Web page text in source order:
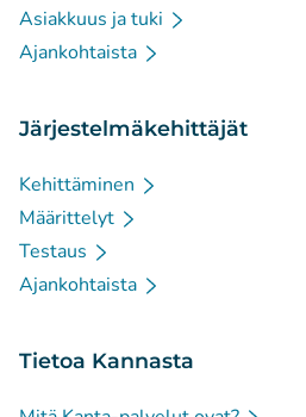
Asiakkuus ja tuki
Ajankohtaista
Järjestelmäkehittäjät
Kehittäminen
Määrittelyt
Testaus
Ajankohtaista
Tietoa Kannasta